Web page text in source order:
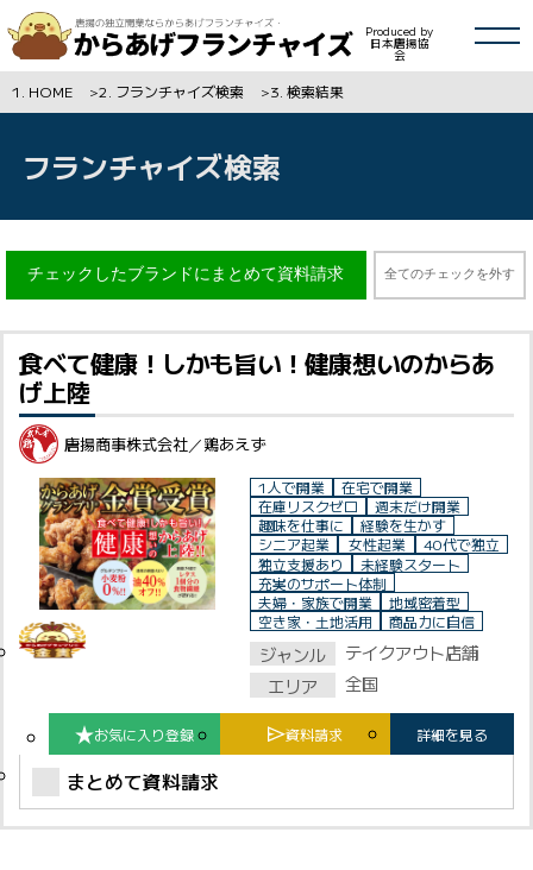
Produced by
日本唐揚協
会
HOME
人気ランキング
フランチャイズマガジン
会員登録
よくある質問
運営会社
お問合わせ
掲載オーナーマイページ
個人情報保護方針
HOME フランチャイズ検索 検索結果
フランチャイズ検索
全てのチェックを外す
食べて健康！しかも旨い！健康想いのからあ
げ上陸
唐揚商事株式会社／鶏あえず
1人で開業
在宅で開業
在庫リスクゼロ
週末だけ開業
趣味を仕事に
経験を生かす
シニア起業
女性起業
40代で独立
独立支援あり
未経験スタート
充実のサポート体制
夫婦・家族で開業
地域密着型
空き家・土地活用
商品力に自信
ジャンル
テイクアウト店舗
エリア
全国
お気に入り登録 資料請求 詳細を見る
まとめて資料請求
Close
絞り込み
エリア
ジャンル
こだわり
開業資金
Close